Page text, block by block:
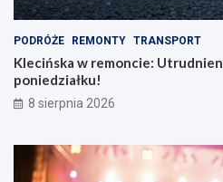
m
PODRÓŻE REMONTY TRANSPORT
Klecińska w remoncie:
poniedziałku!
8 sierpnia 2026